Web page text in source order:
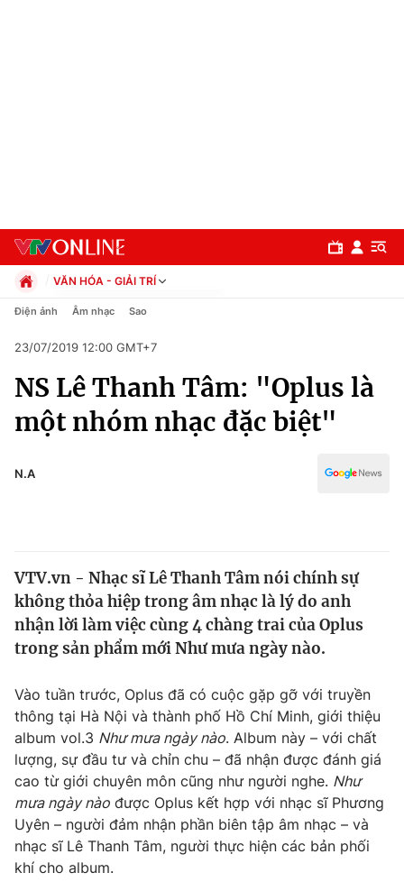
Chuyên mục
Chính trị
Thế giới
Tin tức
Thế giới đó đây
Câu chuyện quốc tế
Tài chính
Thị trường
Góc doanh nghiệp
Dữ liệu và đời sống
Truyền hình
Phim VTV
Hậu trường
Giải trí
Điện ảnh
Đời sống
VĂN HÓA - GIẢI TRÍ
Chính trị
Pháp luật
Kinh tế
Thể thao
Truyền hình
Điện ảnh Âm nhạc Sao
23/07/2019 12:00 GMT+7
NS Lê Thanh Tâm: "Oplus là
một nhóm nhạc đặc biệt"
N.A
VTV.vn - Nhạc sĩ Lê Thanh Tâm nói chính sự
không thỏa hiệp trong âm nhạc là lý do anh
nhận lời làm việc cùng 4 chàng trai của Oplus
trong sản phẩm mới Như mưa ngày nào.
Vào tuần trước, Oplus đã có cuộc gặp gỡ với truyền
thông tại Hà Nội và thành phố Hồ Chí Minh, giới thiệu
album vol.3 Như mưa ngày nào. Album này – với chất
lượng, sự đầu tư và chỉn chu – đã nhận được đánh giá
cao từ giới chuyên môn cũng như người nghe. Như
mưa ngày nào được Oplus kết hợp với nhạc sĩ Phương
Uyên – người đảm nhận phần biên tập âm nhạc – và
nhạc sĩ Lê Thanh Tâm, người thực hiện các bản phối
khí cho album.